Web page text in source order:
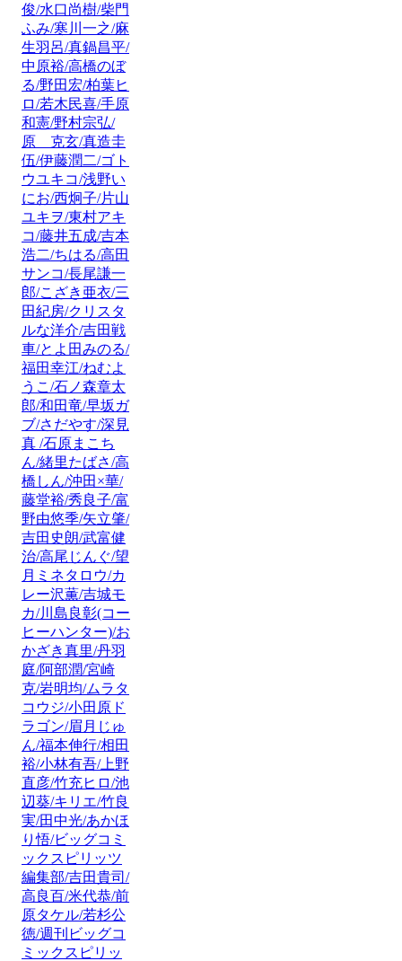
俊/水口尚樹/柴門
ふみ/寒川一之/麻
生羽呂/真鍋昌平/
中原裕/高橋のぼ
る/野田宏/柏葉ヒ
ロ/若木民喜/手原
和憲/野村宗弘/
原 克玄/真造圭
伍/伊藤潤二/ゴト
ウユキコ/浅野い
にお/西炯子/片山
ユキヲ/東村アキ
コ/藤井五成/吉本
浩二/ちはる/高田
サンコ/長尾謙一
郎/こざき亜衣/三
田紀房/クリスタ
ルな洋介/吉田戦
車/とよ田みのる/
福田幸江/ねむよ
うこ/石ノ森章太
郎/和田竜/早坂ガ
ブ/さだやす/深見
真 /石原まこち
ん/緒里たばさ/高
橋しん/沖田×華/
藤堂裕/秀良子/富
野由悠季/矢立肇/
吉田史朗/武富健
治/高尾じんぐ/望
月ミネタロウ/カ
レー沢薫/吉城モ
カ/川島良彰(コー
ヒーハンター)/お
かざき真里/丹羽
庭/阿部潤/宮崎
克/岩明均/ムラタ
コウジ/小田原ド
ラゴン/眉月じゅ
ん/福本伸行/相田
裕/小林有吾/上野
直彦/竹充ヒロ/池
辺葵/キリエ/竹良
実/田中光/あかほ
り悟/ビッグコミ
ックスピリッツ
編集部/吉田貴司/
高良百/米代恭/前
原タケル/若杉公
徳/週刊ビッグコ
ミックスピリッ